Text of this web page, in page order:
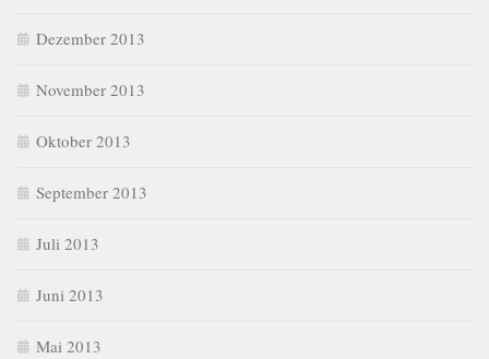
Dezember 2013
November 2013
Oktober 2013
September 2013
Juli 2013
Juni 2013
Mai 2013